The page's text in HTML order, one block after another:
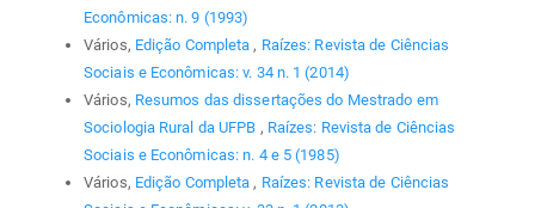
Econômicas: n. 9 (1993)
Vários, Edição Completa , Raízes: Revista de Ciências
Sociais e Econômicas: v. 34 n. 1 (2014)
Vários, Resumos das dissertações do Mestrado em
Sociologia Rural da UFPB , Raízes: Revista de Ciências
Sociais e Econômicas: n. 4 e 5 (1985)
Vários, Edição Completa , Raízes: Revista de Ciências